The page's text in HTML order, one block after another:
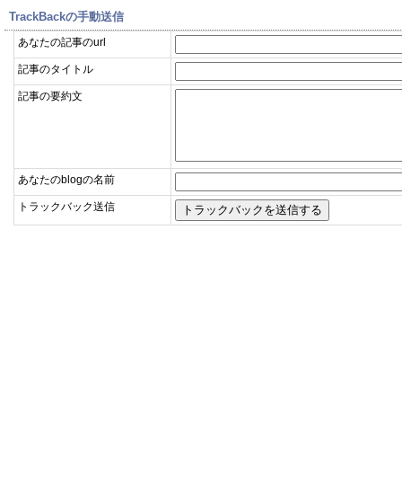
TrackBackの手動送信
あなたの記事のurl
記事のタイトル
記事の要約文
あなたのblogの名前
トラックバック送信